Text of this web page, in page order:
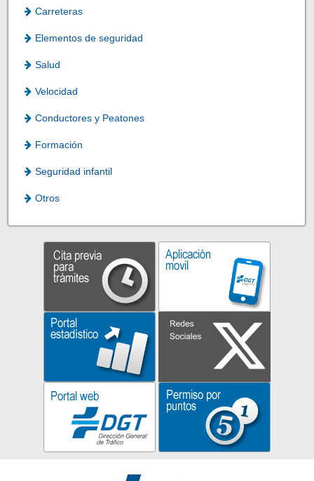
Carreteras
Elementos de seguridad
Salud
Velocidad
Conductores y Peatones
Formación
Seguridad infantil
Otros